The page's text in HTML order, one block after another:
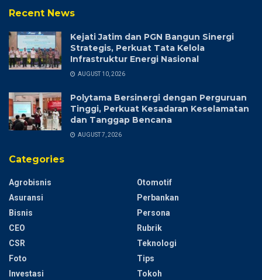
Recent News
Kejati Jatim dan PGN Bangun Sinergi
Strategis, Perkuat Tata Kelola
Infrastruktur Energi Nasional
AUGUST 10, 2026
Polytama Bersinergi dengan Perguruan
Tinggi, Perkuat Kesadaran Keselamatan
dan Tanggap Bencana
AUGUST 7, 2026
Categories
Agrobisnis
Asuransi
Bisnis
CEO
CSR
Foto
Investasi
Otomotif
Perbankan
Persona
Rubrik
Teknologi
Tips
Tokoh